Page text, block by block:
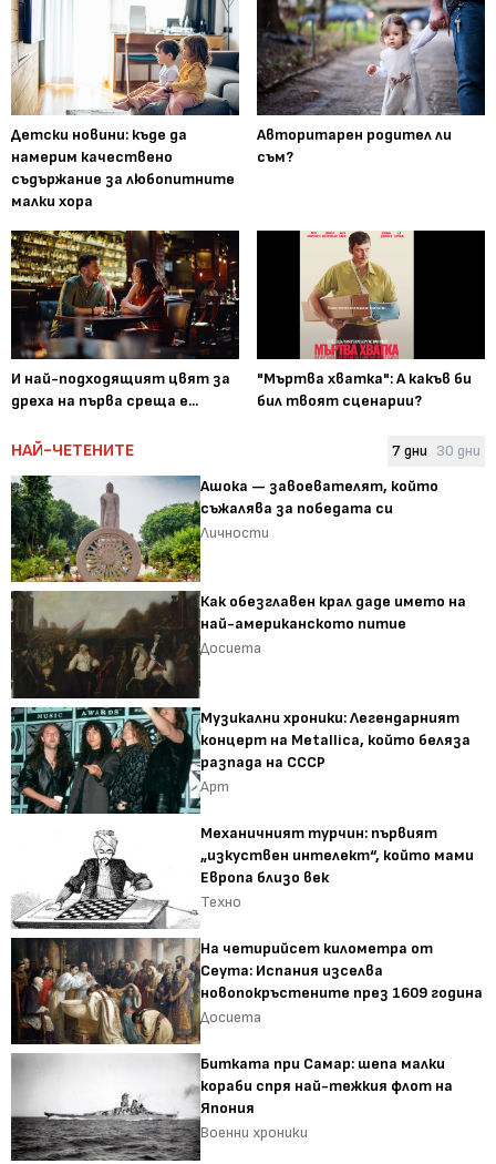
Детски новини: къде да
намерим качествено
съдържание за любопитните
малки хора
Авторитарен родител ли
съм?
И най-подходящият цвят за
дреха на първа среща е...
"Мъртва хватка": А какъв би
бил твоят сценарии?
НАЙ-ЧЕТЕНИТЕ 7 дни 30 дни
Ашока — завоевателят, който
съжалява за победата си
Личности
Как обезглавен крал даде името на
най-американското питие
Досиета
Музикални хроники: Легендарният
концерт на Metallica, който беляза
разпада на СССР
Арт
Механичният турчин: първият
„изкуствен интелект“, който мами
Европа близо век
Техно
На четирийсет километра от
Сеута: Испания изселва
новопокръстените през 1609 година
Досиета
Битката при Самар: шепа малки
кораби спря най-тежкия флот на
Япония
Военни хроники